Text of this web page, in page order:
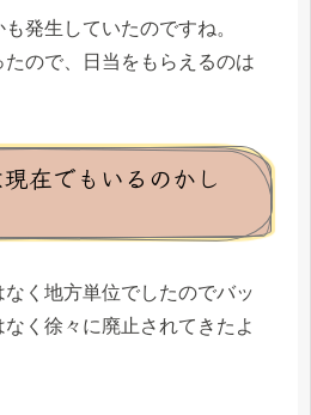
発生していたのですね。
ので、日当をもらえるのは
在でもいるのかし
く地方単位でしたのでバッ
く徐々に廃止されてきたよ